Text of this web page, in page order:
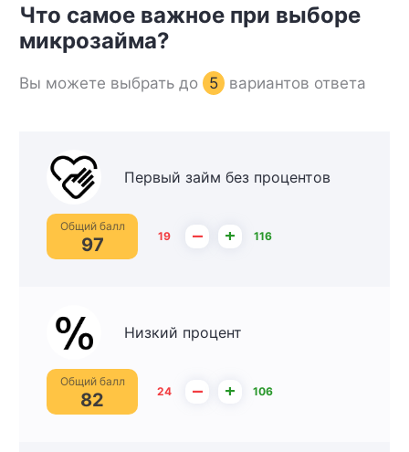
Что самое важное при выборе
микрозайма?
Вы можете выбрать до 5 вариантов ответа
Первый займ без процентов
Общий балл
97 19 – + 116
Низкий процент
Общий балл
82 24 – + 106